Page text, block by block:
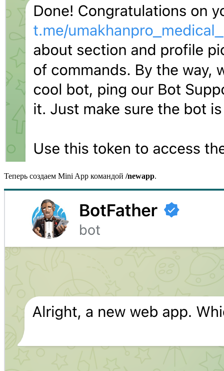
Теперь создаем Mini App командой /newapp.